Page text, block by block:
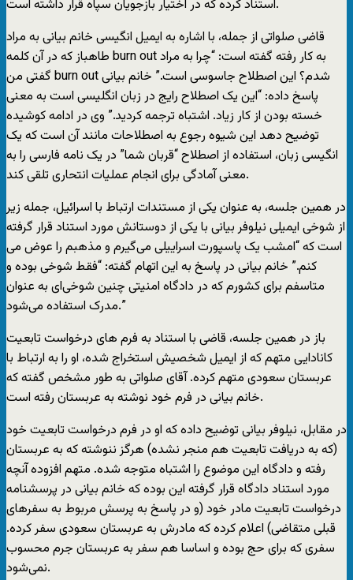
استناد کرده که در اختیار بازجویان سپاه قرار داشته است.
قاضی صلواتی از جمله، با اشاره به ایمیل انگیسی خانم بیانی به مراد
طاهباز که در آن کلمه burn out به کار رفته گفته است: “چرا به مراد
گفتی من burn out شدم؟ این اصطلاح جاسوسی است.” خانم بیانی
پاسخ داده: “این یک اصطلاح رایج در زبان انگلیسی است به معنی
خسته بودن از کار زیاد. اشتباه ترجمه کردید.” وی در ادامه کوشیده
توضیح دهد این شیوه رجوع به اصطلاحات مانند آن است که یک
انگیسی زبان، استفاده از اصطلاح “قربان شما” در یک نامه فارسی را به
معنی آمادگی برای انجام عملیات انتحاری تلقی کند.
در همین جلسه، به عنوان یکی از مستندات ارتباط با اسرائیل، جمله زیر
از شوخی ایمیلی نیلوفر بیانی با یکی از دوستانش مورد استناد قرار گرفته
است که “امشب یک پاسپورت اسراییلی می‌گیرم و مذهبم را عوض می
کنم.” خانم بیانی در پاسخ به این اتهام گفته: “فقط شوخی بوده و
متاسفم برای کشورم که در دادگاه امنیتی چنین شوخی‌ای به عنوان
مدرک استفاده می‌شود.”
باز در همین جلسه، قاضی با استناد به فرم های درخواست تابعیت
کانادایی متهم که از ایمیل شخصیش استخراج شده، او را به ارتباط با
عربستان سعودی متهم کرده. آقای صلواتی به طور مشخص گفته که
خانم بیانی در فرم خود نوشته به عربستان رفته است.
در مقابل، نیلوفر بیانی توضیح داده که او در فرم درخواست تابعیت خود
(که به دریافت تابعیت هم منجر نشده) هرگز ننوشته که به عربستان
رفته و دادگاه این موضوع را اشتباه متوجه شده. متهم افزوده آنچه
مورد استناد دادگاه قرار گرفته این بوده که خانم بیانی در پرسشنامه
درخواست تابعیت مادر خود (و در پاسخ به پرسش مربوط به سفرهای
قبلی متقاضی) اعلام کرده که مادرش به عربستان سعودی سفر کرده.
سفری که برای حج بوده و اساسا هم سفر به عربستان جرم محسوب
نمی‌شود.